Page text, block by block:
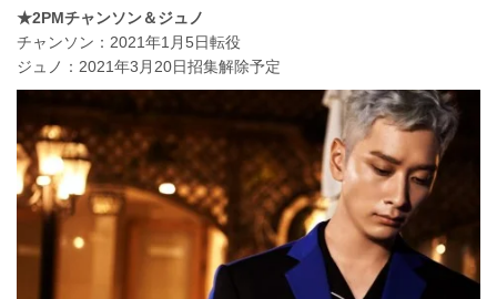
★2PMチャンソン＆ジュノ
チャンソン：2021年1月5日転役
ジュノ：2021年3月20日招集解除予定